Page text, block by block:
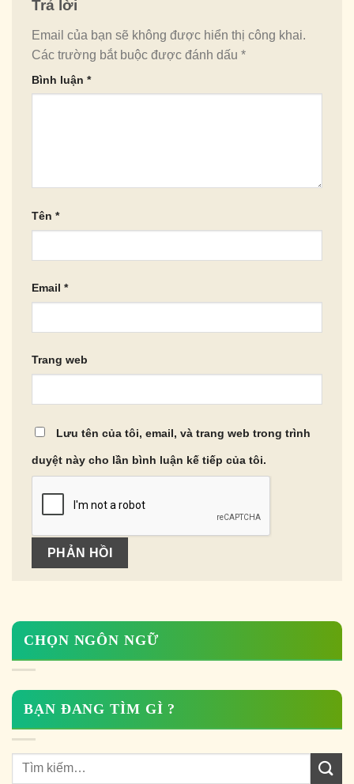
Trả lời
Email của bạn sẽ không được hiển thị công khai.
Các trường bắt buộc được đánh dấu *
Bình luận *
Tên *
Email *
Trang web
Lưu tên của tôi, email, và trang web trong trình
duyệt này cho lần bình luận kế tiếp của tôi.
CHỌN NGÔN NGỮ
BẠN ĐANG TÌM GÌ ?